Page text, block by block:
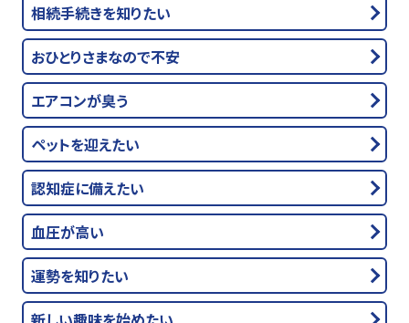
相続手続きを知りたい
おひとりさまなので不安
エアコンが臭う
ペットを迎えたい
認知症に備えたい
血圧が高い
運勢を知りたい